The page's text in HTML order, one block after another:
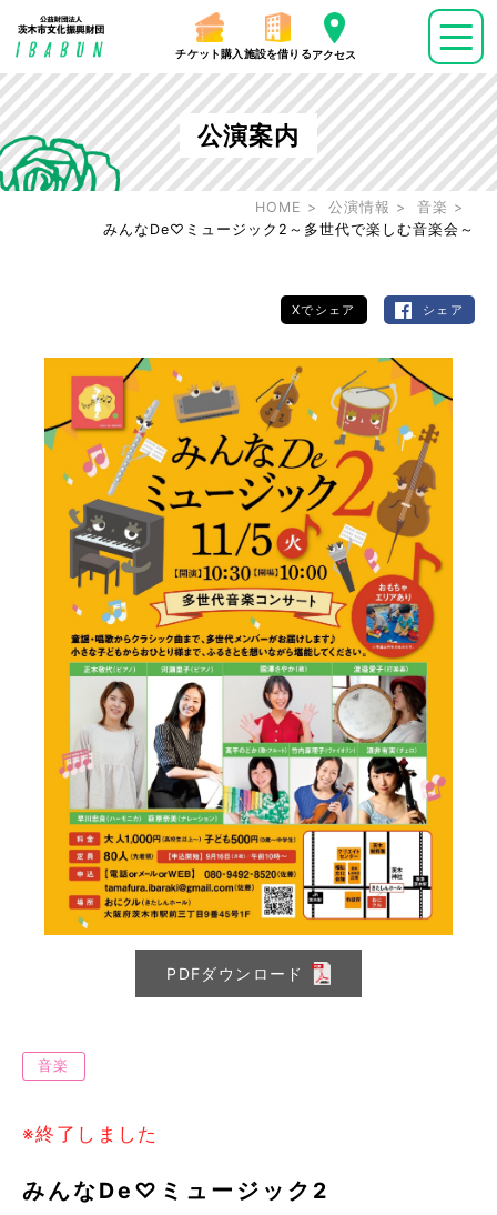
チケット購入 施設を借りるアクセス
公演案内
HOME 公演情報
音楽
みんなDe♡ミュージック2～多世代で楽しむ音楽会～
Xでシェア シェア
PDFダウンロード
音楽
※終了しました
みんなDe♡ミュージック2